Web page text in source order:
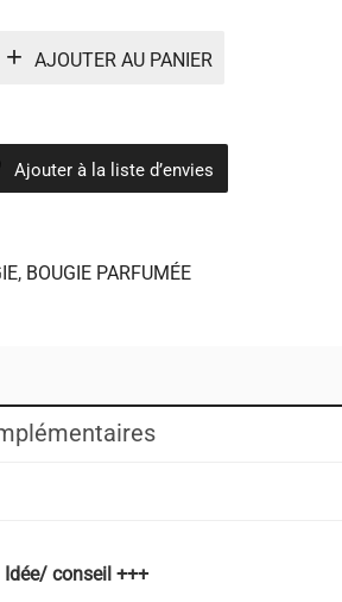
AJOUTER AU PANIER
Ajouter à la liste d’envies
, BOUGIE PARFUMÉE
Idée/ conseil +++